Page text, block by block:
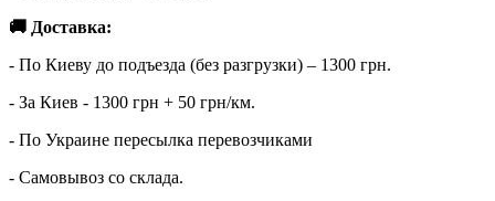
🚚 Доставка:
- По Киеву до подъезда (без разгрузки) – 1300 грн.
- За Киев - 1300 грн + 50 грн/км.
- По Украине пересылка перевозчиками
- Самовывоз со склада.